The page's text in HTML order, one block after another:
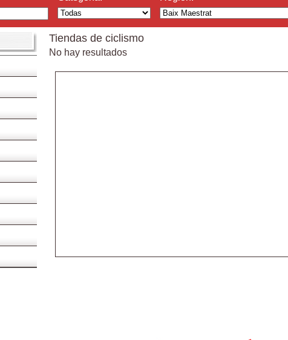
Tiendas de ciclismo
No hay resultados